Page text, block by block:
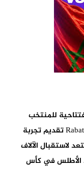
للمنتخب
المغربي أمام البرازيل، تواصل Rabat Live Arena تقديم تجربة
لاستقبال الآلاف
الأطلس في كأس